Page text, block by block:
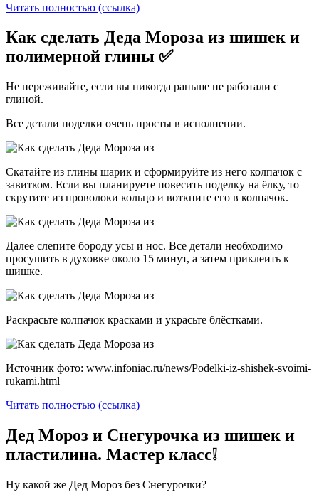
Читать полностью (ссылка)
Как сделать Деда Мороза из шишек и
полимерной глины ✅
Не переживайте, если вы никогда раньше не работали с
глиной.
Все детали поделки очень просты в исполнении.
Скатайте из глины шарик и сформируйте из него колпачок с
завитком. Если вы планируете повесить поделку на ёлку, то
скрутите из проволоки кольцо и воткните его в колпачок.
Далее слепите бороду усы и нос. Все детали необходимо
просушить в духовке около 15 минут, а затем приклеить к
шишке.
Раскрасьте колпачок красками и украсьте блёстками.
Источник фото: www.infoniac.ru/news/Podelki-iz-shishek-svoimi-
rukami.html
Читать полностью (ссылка)
Дед Мороз и Снегурочка из шишек и
пластилина. Мастер класс❕
Ну какой же Дед Мороз без Снегурочки?